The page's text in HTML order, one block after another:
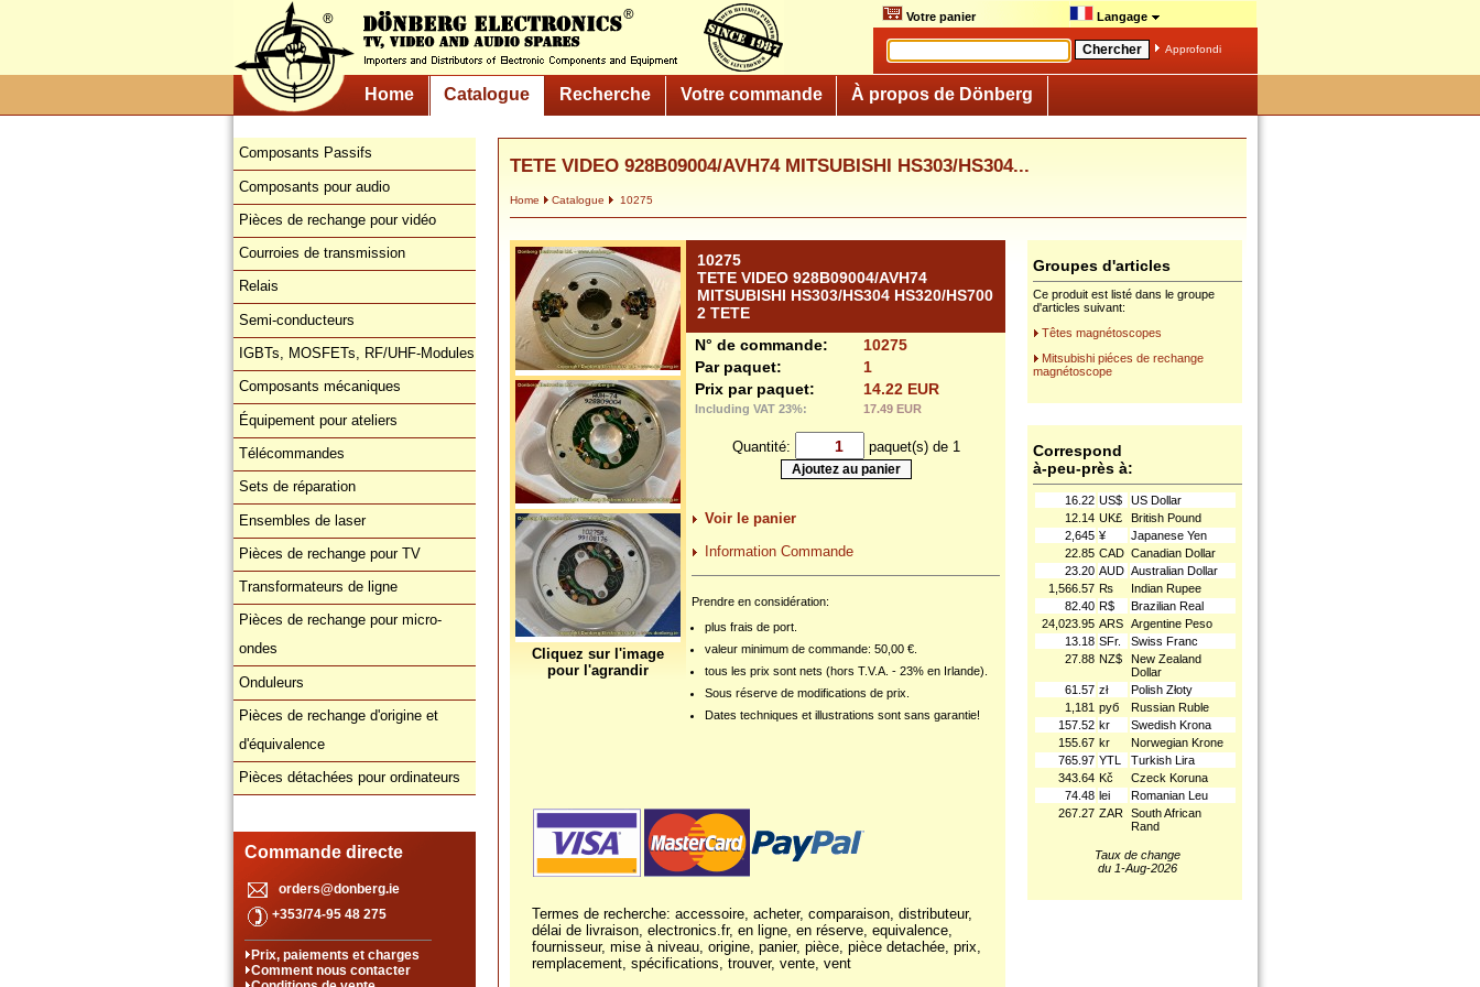
Votre panier Langage
Approfondi
Home Catalogue Recherche Votre commande À propos de Dönberg
Composants Passifs
Composants pour audio
Pièces de rechange pour vidéo
Courroies de transmission
Relais
Semi-conducteurs
IGBTs, MOSFETs, RF/UHF-Modules
Composants mécaniques
Équipement pour ateliers
Télécommandes
Sets de réparation
Ensembles de laser
Pièces de rechange pour TV
Transformateurs de ligne
Pièces de rechange pour micro-
ondes
Onduleurs
Pièces de rechange d'origine et
d'équivalence
Pièces détachées pour ordinateurs
Commande directe
orders@donberg.ie
+353/74-95 48 275
Prix, paiements et charges
Comment nous contacter
TETE VIDEO 928B09004/AVH74 MITSUBISHI HS303/HS304...
Home Catalogue 10275
Cliquez sur l'image
pour l'agrandir
10275
TETE VIDEO 928B09004/AVH74
MITSUBISHI HS303/HS304 HS320/HS700
2 TETE
N° de commande:
10275
Par paquet:
1
Prix par paquet:
14.22 EUR
Including VAT 23%: 17.49 EUR
Quantité: paquet(s) de 1
Voir le panier
Information Commande
Prendre en considération:
plus frais de port.
valeur minimum de commande: 50,00 €.
tous les prix sont nets (hors T.V.A. - 23% en Irlande).
Sous réserve de modifications de prix.
Dates techniques et illustrations sont sans garantie!
Termes de recherche: accessoire, acheter, comparaison, distributeur,
délai de livraison, electronics.fr, en ligne, en réserve, equivalence,
fournisseur, mise à niveau, origine, panier, pièce, pièce detachée, prix,
remplacement, spécifications, trouver, vente, vent
Groupes d'articles
Ce produit est listé dans le groupe
d'articles suivant:
Têtes magnétoscopes
Mitsubishi piéces de rechange
magnétoscope
Correspond
à-peu-près à:
16.22 US$
US Dollar
12.14 UK£
British Pound
2,645 ¥
Japanese Yen
22.85 CAD Canadian Dollar
23.20 AUD Australian Dollar
1,566.57 ₨
Indian Rupee
82.40 R$
Brazilian Real
24,023.95 ARS Argentine Peso
13.18 SFr.
Swiss Franc
27.88 NZ$
New Zealand
Dollar
61.57 zł
Polish Złoty
1,181 руб
Russian Ruble
157.52 kr
Swedish Krona
155.67 kr
Norwegian Krone
765.97 YTL
Turkish Lira
343.64 Kč
Czeck Koruna
74.48 lei
Romanian Leu
267.27 ZAR South African
Rand
Taux de change
du 1-Aug-2026